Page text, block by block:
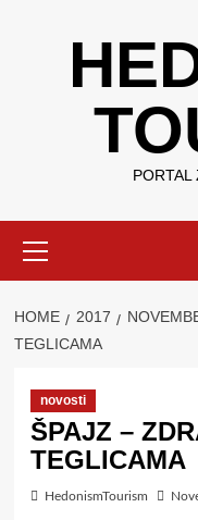
PORTAL
Menu
HOME 2017
TEGLICAMA
novosti
ŠPAJZ –
TEGLICAMA
HedonismTourism